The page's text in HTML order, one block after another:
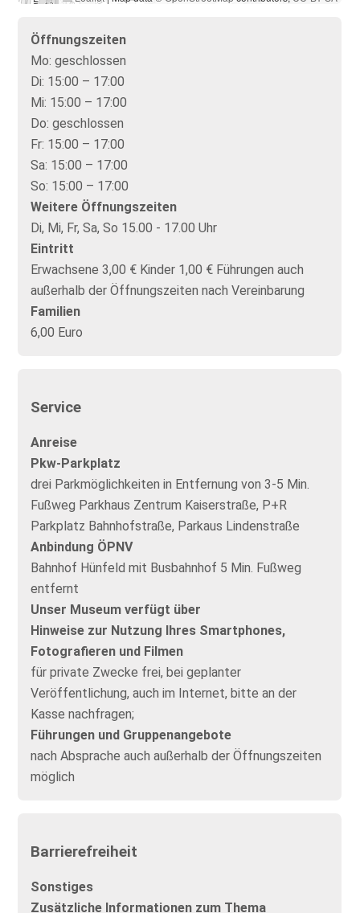
Öffnungszeiten
Mo: geschlossen
Di: 15:00 – 17:00
Mi: 15:00 – 17:00
Do: geschlossen
Fr: 15:00 – 17:00
Sa: 15:00 – 17:00
So: 15:00 – 17:00
Weitere Öffnungszeiten
Di, Mi, Fr, Sa, So 15.00 - 17.00 Uhr
Eintritt
Erwachsene 3,00 € Kinder 1,00 € Führungen auch
außerhalb der Öffnungszeiten nach Vereinbarung
Familien
6,00 Euro
Service
Anreise
Pkw-Parkplatz
drei Parkmöglichkeiten in Entfernung von 3-5 Min.
Fußweg Parkhaus Zentrum Kaiserstraße, P+R
Parkplatz Bahnhofstraße, Parkaus Lindenstraße
Anbindung ÖPNV
Bahnhof Hünfeld mit Busbahnhof 5 Min. Fußweg
entfernt
Unser Museum verfügt über
Hinweise zur Nutzung Ihres Smartphones,
Fotografieren und Filmen
für private Zwecke frei, bei geplanter
Veröffentlichung, auch im Internet, bitte an der
Kasse nachfragen;
Führungen und Gruppenangebote
nach Absprache auch außerhalb der Öffnungszeiten
möglich
Barrierefreiheit
Sonstiges
Zusätzliche Informationen zum Thema